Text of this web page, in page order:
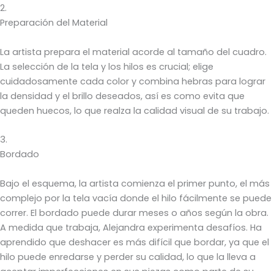
2.
Preparación del Material
La artista prepara el material acorde al tamaño del cuadro.
La selección de la tela y los hilos es crucial; elige
cuidadosamente cada color y combina hebras para lograr
la densidad y el brillo deseados, así es como evita que
queden huecos, lo que realza la calidad visual de su trabajo.
3.
Bordado
Bajo el esquema, la artista comienza el primer punto, el más
complejo por la tela vacía donde el hilo fácilmente se puede
correr. El bordado puede durar meses o años según la obra.
A medida que trabaja, Alejandra experimenta desafíos. Ha
aprendido que deshacer es más difícil que bordar, ya que el
hilo puede enredarse y perder su calidad, lo que la lleva a